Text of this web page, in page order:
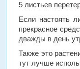
5 листьев
Если настоять
прекрасное
дважды в день
Также это
тут лучше